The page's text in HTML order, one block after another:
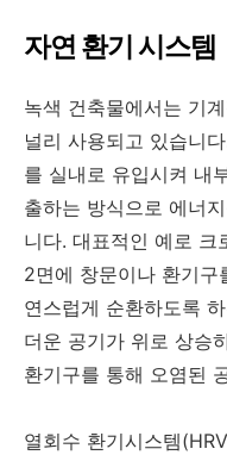
자연 환기 시스템
녹색 건축물에서는 기
널리 사용되고 있습니
를 실내로 유입시켜 내
출하는 방식으로 에너
니다. 대표적인 예로 크
2면에 창문이나 환기
연스럽게 순환하도록
더운 공기가 위로 상승
환기구를 통해 오염된
열회수 환기시스템